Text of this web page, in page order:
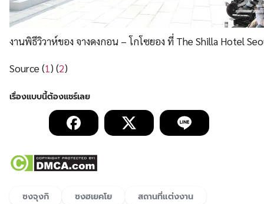
ซงฮเยคโย
สถานที่แต่งงาน